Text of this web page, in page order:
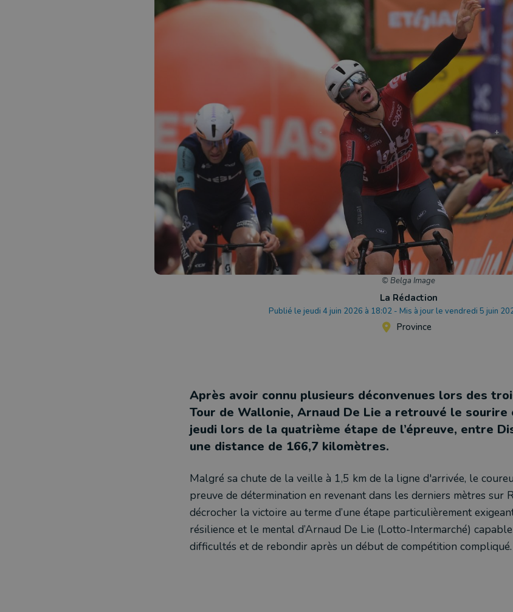
© Belga Image
La Rédaction
Publié le jeudi 4 juin 2026 à 18:02 - Mis à jour le vendredi 5 juin
Province
Après avoir connu plusieurs déconvenues lors des
Tour de Wallonie, Arnaud De Lie a retrouvé le sourire
jeudi lors de la quatrième étape de l’épreuve, entre
une distance de 166,7 kilomètres.
Malgré sa chute de la veille à 1,5 km de la ligne d'arrivée, le
preuve de détermination en revenant dans les derniers mètres sur
décrocher la victoire au terme d’une étape particulièrement
résilience et le mental d’Arnaud De Lie (Lotto-Intermarché)
difficultés et de rebondir après un début de compétition compliqué.